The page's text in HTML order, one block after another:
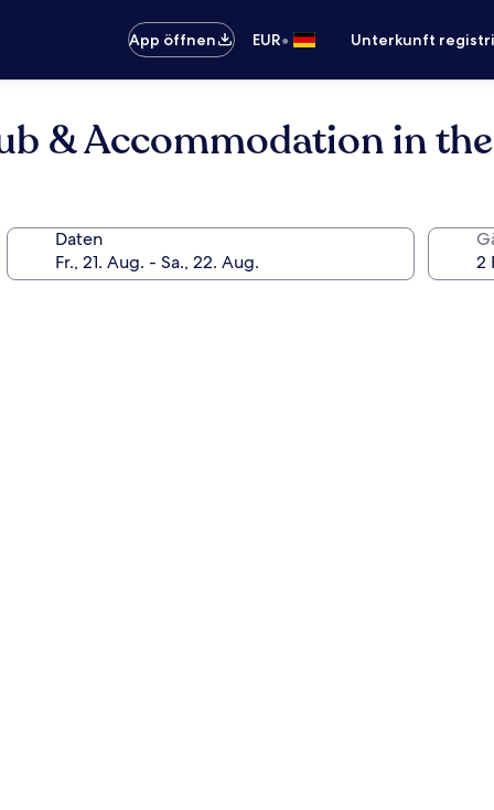
App öffnen
EUR• Unterkunft
& Accommodation in
Daten